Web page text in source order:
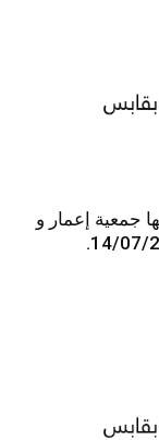
جمعية إعمار و